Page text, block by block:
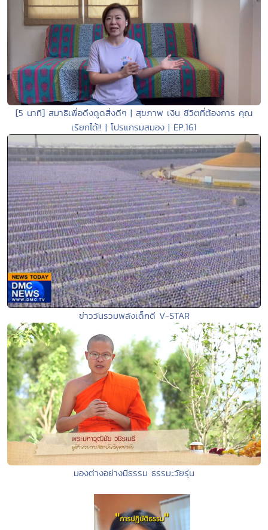
[5 นาที] สมาธิเพื่อดึงดูดสิ่งดีๆ | สุขภาพ เงิน ชีวิตที่ต้องการ คุณ
เรียกได้!! | โปรแกรมสมอง | EP.161
ข่าววันรวมพลังเด็กดี V-STAR
มองต่างอย่างมีธรรม ธรรมะวัยรุ่น